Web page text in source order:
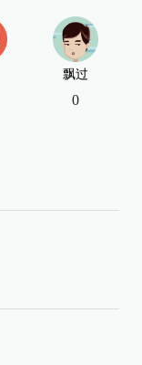
飘过
0